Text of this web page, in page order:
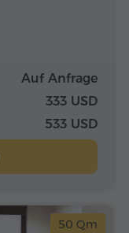
Auf Anfrage
333 USD
533 USD
50 Qm